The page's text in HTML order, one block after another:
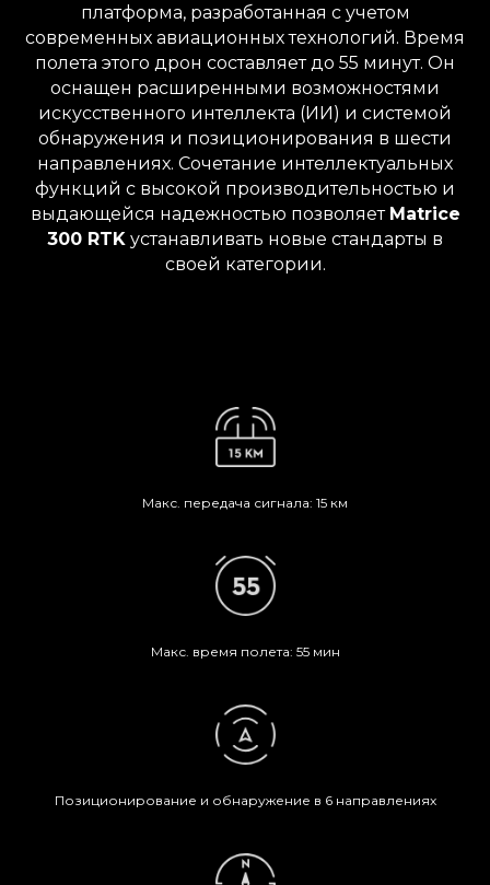
платформа, разработанная с учетом
современных авиационных технологий. Время
полета этого дрон составляет до 55 минут. Он
оснащен расширенными возможностями
искусственного интеллекта (ИИ) и системой
обнаружения и позиционирования в шести
направлениях. Сочетание интеллектуальных
функций с высокой производительностью и
выдающейся надежностью позволяет Matrice
300 RTK устанавливать новые стандарты в
своей категории.
Макс. передача сигнала: 15 км
Макс. время полета: 55 мин
Позиционирование и обнаружение в 6 направлениях